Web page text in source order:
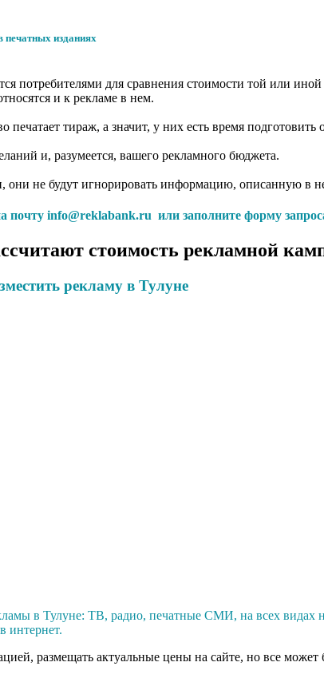
изданиях
потребителями для сравнения стоимости той или
и к рекламе в нем.
тираж, а значит, у них есть время подготовить
и, разумеется, вашего рекламного бюджета.
они не будут игнорировать информацию, описанную в
почту info@reklabank.ru или заполните форму
стоимость рекламной
рекламу в Тулуне
в Тулуне: ТВ, радио, печатные СМИ, на всех видах
интернет.
размещать актуальные цены на сайте, но все